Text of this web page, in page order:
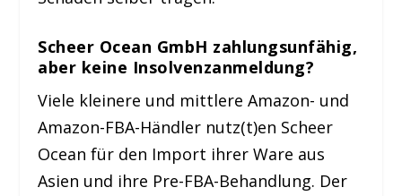
Scheer Ocean GmbH zahlungsunfähig,
aber keine Insolvenzanmeldung?
Viele kleinere und mittlere Amazon- und
Amazon-FBA-Händler nutz(t)en Scheer
Ocean für den Import ihrer Ware aus
Asien und ihre Pre-FBA-Behandlung. Der